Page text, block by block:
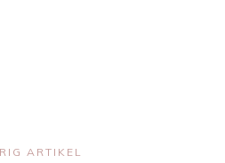
ARTIKEL